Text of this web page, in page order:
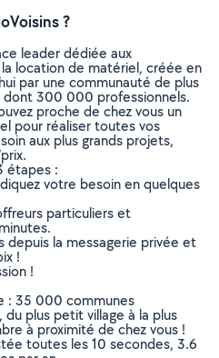
?
leader dédiée aux
location de matériel, créée en
par une communauté de plus
300 000 professionnels.
proche de chez vous un
pour réaliser toutes vos
aux plus grands projets,
étapes :
votre besoin en quelques
particuliers et
depuis la messagerie privée et
!
!
: 35 000 communes
du plus petit village à la plus
à proximité de chez vous !
toutes les 10 secondes, 3.6